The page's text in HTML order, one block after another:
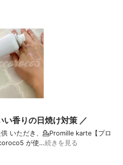
香りの日焼け対策 ／
いただき、⁡💁Promille karte【プロ
が使…続きを見る